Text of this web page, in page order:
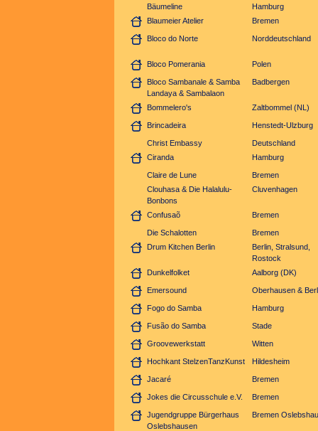
Bäumeline
Hamburg
Blaumeier Atelier
Bremen
Bloco do Norte Norddeutschland
Bloco Pomerania Polen
Bloco Sambanale & Samba
Landaya & Sambalaon
Badbergen
Bommelero's Zaltbommel (NL)
Brincadeira Henstedt-Ulzburg
Christ Embassy
Deutschland
Ciranda
Hamburg
Claire de Lune
Bremen
Clouhasa & Die Halalulu-
Bonbons
Cluvenhagen
Confusaõ Bremen
Die Schalotten
Bremen
Drum Kitchen Berlin
Berlin, Stralsund,
Rostock
Dunkelfolket
Aalborg (DK)
Emersound Oberhausen &
Fogo do Samba Hamburg
Fusão do Samba Stade
Groovewerkstatt Witten
Hochkant StelzenTanzKunst Hildesheim
Jacaré Bremen
Jokes die Circusschule e.V. Bremen
Jugendgruppe Bürgerhaus
Oslebshausen
Bremen